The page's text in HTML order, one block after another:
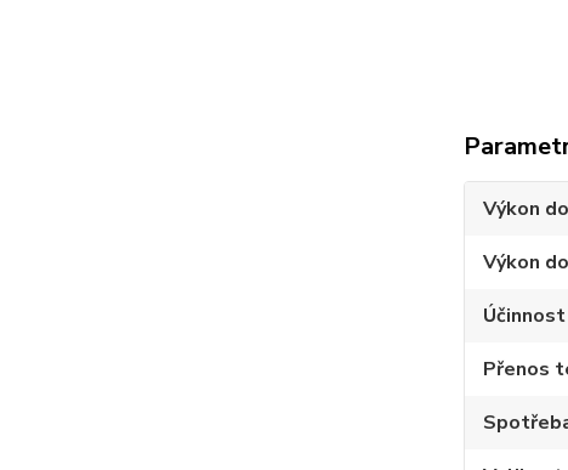
Výkon
Výkon
Přenos